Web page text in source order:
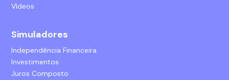
Vídeos
Simuladores
Independência Financeira
Investimentos
Juros Composto